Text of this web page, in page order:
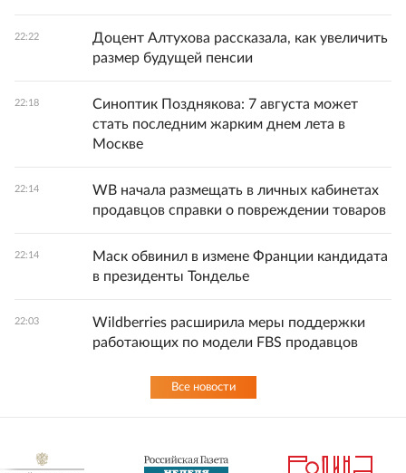
22:22
Доцент Алтухова рассказала, как увеличить
размер будущей пенсии
22:18
Синоптик Позднякова: 7 августа может
стать последним жарким днем лета в
Москве
22:14
WB начала размещать в личных кабинетах
продавцов справки о повреждении товаров
22:14
Маск обвинил в измене Франции кандидата
в президенты Тонделье
22:03
Wildberries расширила меры поддержки
работающих по модели FBS продавцов
Все новости